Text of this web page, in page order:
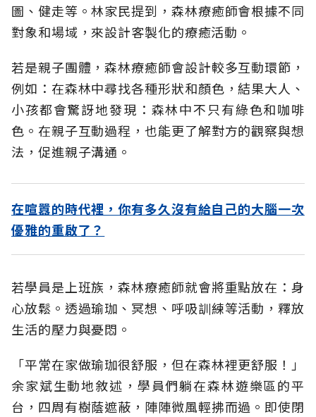
圖、健走等。林家民提到，森林療癒師會根據不同
對象和場域，來設計客製化的療癒活動。
若是親子團體，森林療癒師會設計較多互動環節，
例如：在森林中尋找各種形狀和顏色，結果大人、
小孩都會驚訝地發現：森林中不只有綠色和咖啡
色。在親子互動過程，也能更了解對方的觀察與想
法，促進親子溝通。
在喧囂的時代裡，你有多久沒有給自己的大腦一次
優雅的重啟了？
若學員是上班族，森林療癒師就會將重點放在：身
心放鬆。透過瑜珈、冥想、呼吸訓練等活動，釋放
生活的壓力與憂悶。
「平常在家做瑜珈很舒服，但在森林裡更舒服！」
余家斌生動地敘述，學員們躺在森林遊樂區的平
台，四周有樹蔭遮蔽，陣陣微風輕拂而過。即使閉